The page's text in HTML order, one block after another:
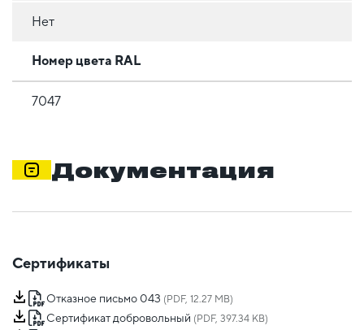
Нет
Номер цвета RAL
7047
Документация
Сертификаты
Отказное письмо 043 (PDF, 12.27 MB)
Сертификат добровольный (PDF, 397.34 KB)